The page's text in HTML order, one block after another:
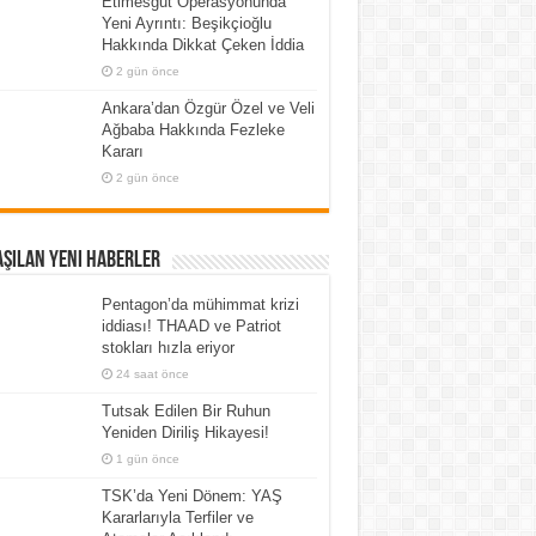
Yeni Ayrıntı: Beşikçioğlu
Hakkında Dikkat Çeken İddia
2 gün önce
Ankara’dan Özgür Özel ve Veli
Ağbaba Hakkında Fezleke
Kararı
2 gün önce
Yeni Haberler
Pentagon’da mühimmat krizi
iddiası! THAAD ve Patriot
stokları hızla eriyor
24 saat önce
Tutsak Edilen Bir Ruhun
Yeniden Diriliş Hikayesi!
1 gün önce
TSK’da Yeni Dönem: YAŞ
Kararlarıyla Terfiler ve